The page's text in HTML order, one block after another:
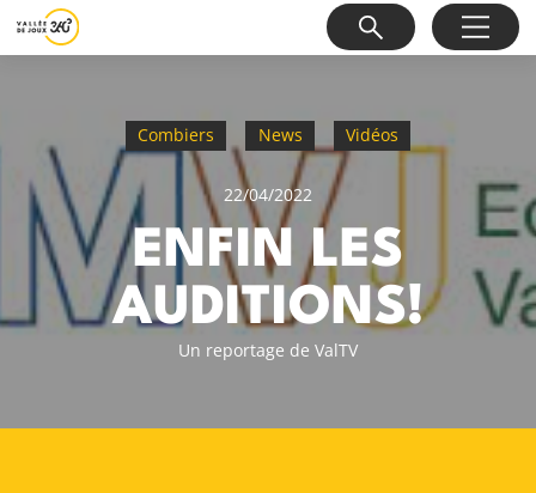
Combiers News Vidéos
22/04/2022
ENFIN LES
AUDITIONS!
Un reportage de ValTV